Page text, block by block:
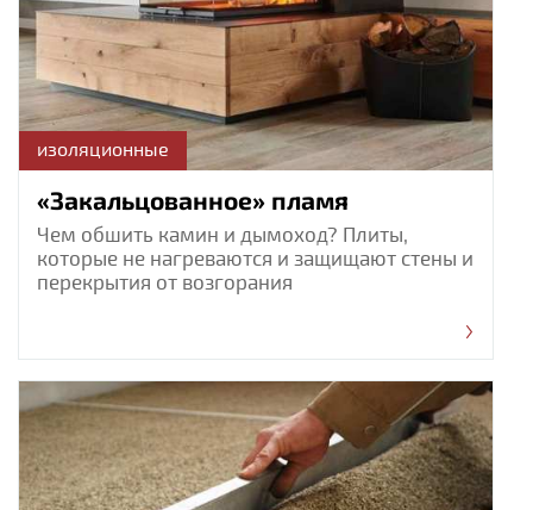
изоляционные
«Закальцованное» пламя
Чем обшить камин и дымоход? Плиты,
которые не нагреваются и защищают стены и
перекрытия от возгорания